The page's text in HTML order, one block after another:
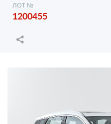
ЛОТ №
1200455